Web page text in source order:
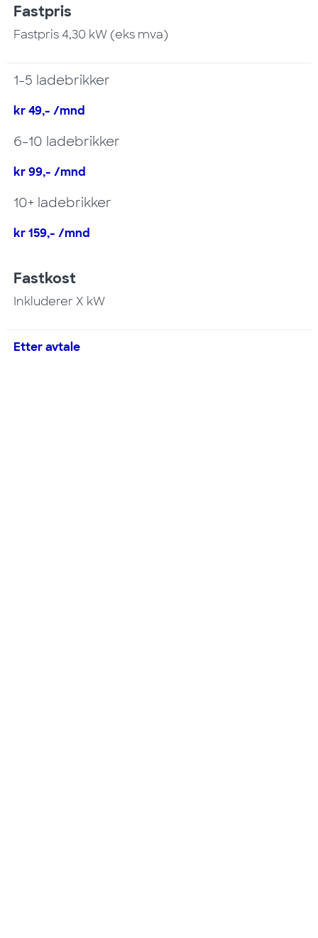
Fastpris
Fastpris 4,30 kW (eks mva)
1-5 ladebrikker
kr 49,- /mnd
6-10 ladebrikker
kr 99,- /mnd
10+ ladebrikker
kr 159,- /mnd
Fastkost
Inkluderer X kW
Etter avtale